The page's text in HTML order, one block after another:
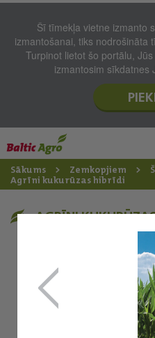
Šī tīmekļa vietne izmanto
izmantošanai, tiks nodrošināta
Turpinot lietot šo portālu,
izmantosim sīkdatnes
Sākums Zemkopjiem
Agrīni kukurūzas hibrīdi
AGRĪNI